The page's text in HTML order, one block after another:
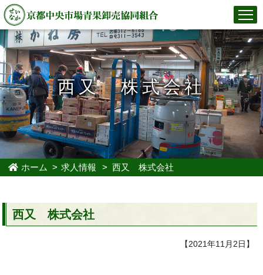
西又 株式会社
ホーム > 求人情報 > 西又 株式会社
西又 株式会社
【2021年11月2日】